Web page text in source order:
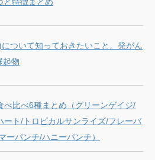
ついて知っておきたいこと。発がん
起物
べ比べ6種まとめ（グリーンゲイジ/
ート/トロピカルサンライズ/フレーバ
ーパンチ/ハニーパンチ）